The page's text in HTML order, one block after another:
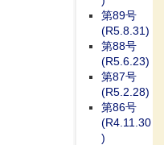
第89号
(R5.8.31)
第88号
(R5.6.23)
第87号
(R5.2.28)
第86号
(R4.11.30
)